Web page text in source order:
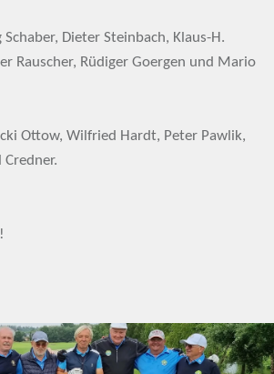
Dieter Steinbach, Klaus-H.
Rauscher, Rüdiger Goergen und Mario
Ottow, Wilfried Hardt, Peter Pawlik,